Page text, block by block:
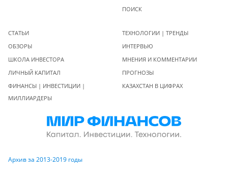
ПОИСК
СТАТЬИ
ОБЗОРЫ
ШКОЛА ИНВЕСТОРА
ЛИЧНЫЙ КАПИТАЛ
ФИНАНСЫ | ИНВЕСТИЦИИ |
МИЛЛИАРДЕРЫ
ТЕХНОЛОГИИ | ТРЕНДЫ
ИНТЕРВЬЮ
МНЕНИЯ И КОММЕНТАРИИ
ПРОГНОЗЫ
КАЗАХСТАН В ЦИФРАХ
Архив за 2013-2019 годы